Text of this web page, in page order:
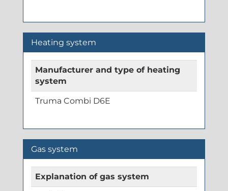
Heating system
Manufacturer and type of heating
system
Truma Combi D6E
Gas system
Explanation of gas system